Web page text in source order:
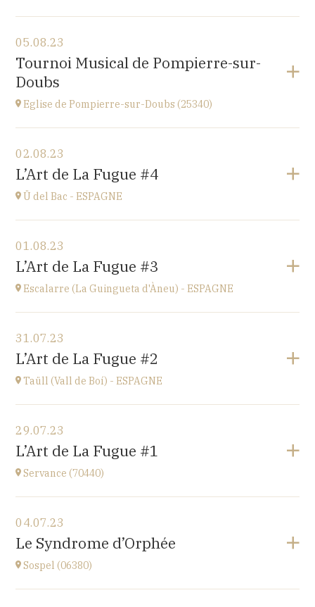
Ancy-le-Franc (89160)
Le Château d’Ancy-le-Franc, 18 Place Clermont-
Tonnerre, 89160 Ancy-le-Franc
Accéder au site
05.08.23
Tournoi Musical de Pompierre-sur-
Doubs
Eglise de Pompierre-sur-Doubs (25340)
Eglise de Pompierre-sur-Doubs (25340)
3 chemin de l'église
à17H
02.08.23
L’Art de La Fugue #4
Ü del Bac - ESPAGNE
Ü del Bac - ESPAGNE
Vall del Bac
à21H00
01.08.23
L’Art de La Fugue #3
Escalarre (La Guingueta d'Àneu) - ESPAGNE
Escalarre (La Guingueta d'Àneu) - ESPAGNE
église
à21H00
31.07.23
L’Art de La Fugue #2
Taüll (Vall de Boí) - ESPAGNE
Taüll (Vall de Boí) - ESPAGNE
église
à 21H00
29.07.23
L’Art de La Fugue #1
Servance (70440)
Eglise de Servance
à17H
Accéder au site
04.07.23
Le Syndrome d’Orphée
Sospel (06380)